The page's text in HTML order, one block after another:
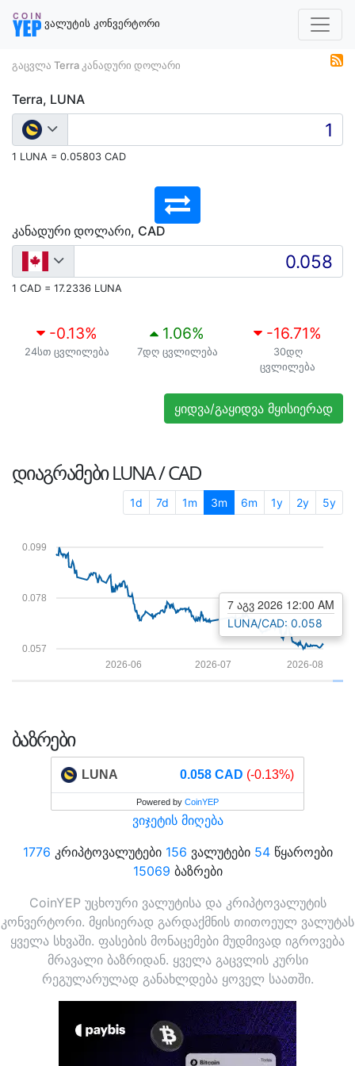
ვალუტის კონვერტორი
გაცვლა Terra კანადური დოლარი
Terra, LUNA
1 LUNA = 0.05803 CAD
კანადური დოლარი, CAD
1 CAD = 17.2336 LUNA
-0.13%
24სთ ცვლილება
1.06%
7დღ ცვლილება
-16.71%
30დღ
ცვლილება
ყიდვა/გაყიდვა მყისიერად
ᲓᲘᲐᲒᲠᲐᲛᲔᲑᲘLUNA / CAD
1d 7d 1m 3m 6m 1y 2y 5y
0.057
0.078
0.099
2026-08
2026-07
2026-06
7 აგვ 2026 12:00 AM
LUNA/CAD: 0.058
ᲑᲐᲖᲠᲔᲑᲘ
LUNA 0.058 CAD (-0.13%)
Powered by CoinYEP
ვიჯეტის მიღება
1776 კრიპტოვალუტები 156 ვალუტები 54წყაროები
15069 ბაზრები
CoinYEP უცხოური ვალუტისა და კრიპტოვალუტის
კონვერტორი. მყისიერად გარდაქმნის თითოეულ ვალუტას
ყველა სხვაში. ფასების მონაცემები მუდმივად იგროვება
მრავალი ბაზრიდან. ყველა გაცვლის კურსი
რეგულარულად განახლდება ყოველ საათში.